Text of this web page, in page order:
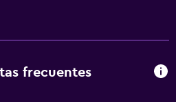
frecuentes